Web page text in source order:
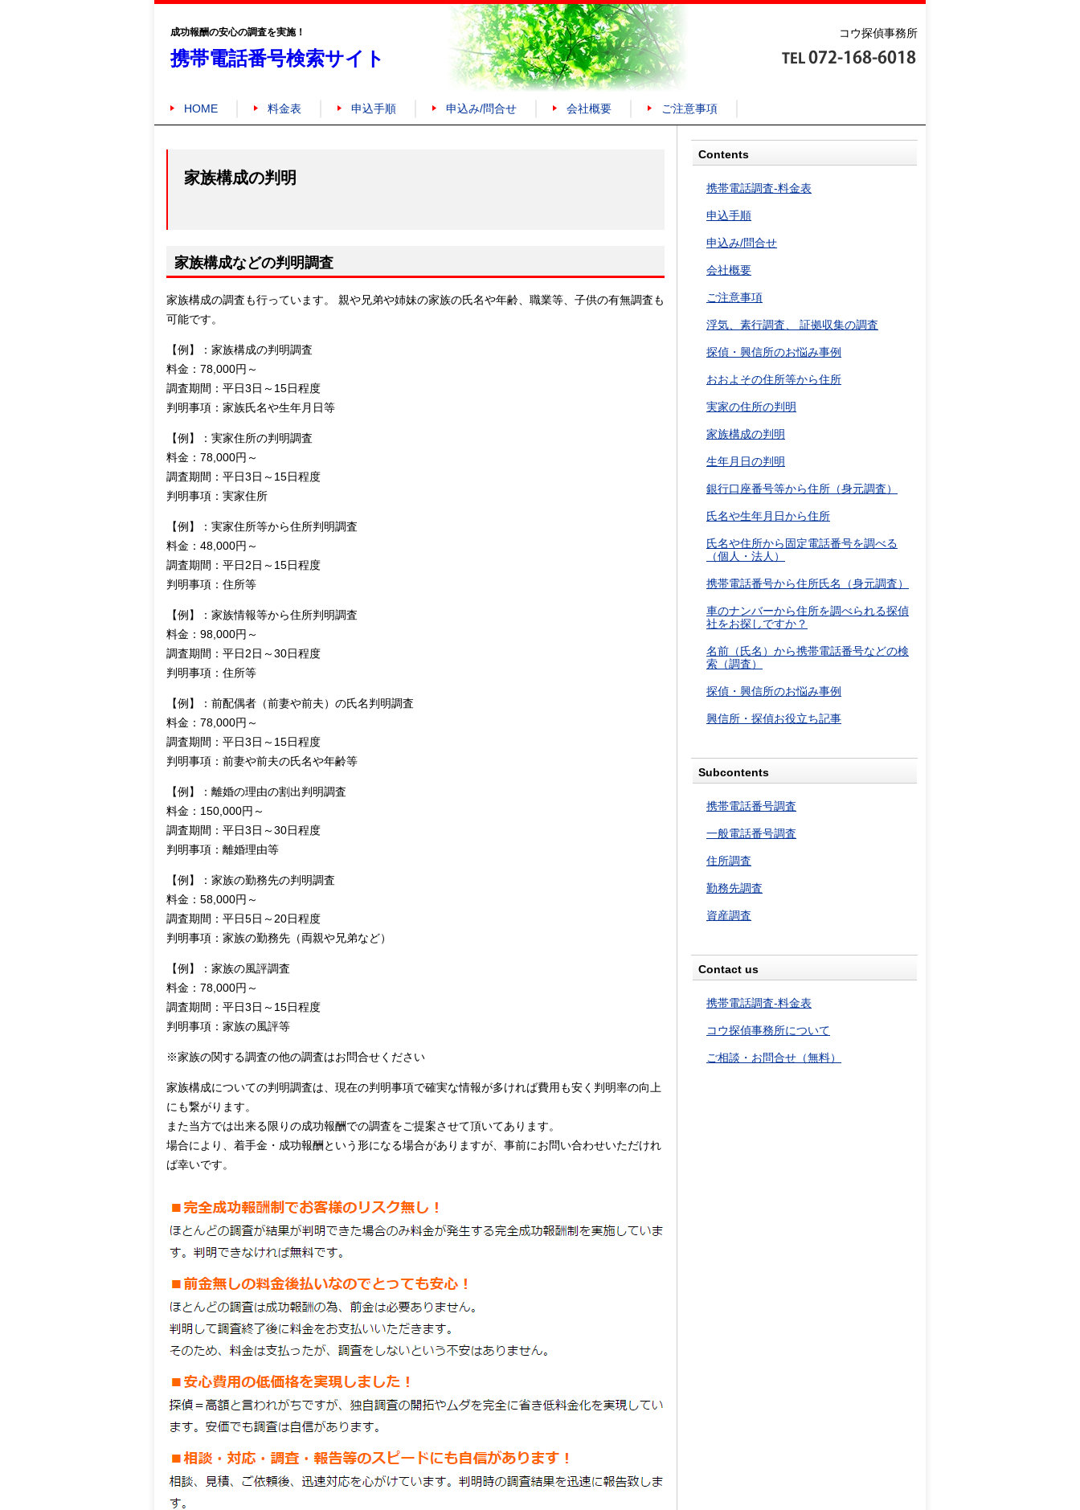
成功報酬の安心の調査を実施！
携帯電話番号検索サイト
コウ探偵事務所
HOME 料金表 申込手順 申込み/問合せ 会社概要 ご注意事項
家族構成の判明
家族構成などの判明調査
家族構成の調査も行っています。 親や兄弟や姉妹の家族の氏名や年齢、職業等、子供の有無調査も
可能です。
【例】：家族構成の判明調査
料金：78,000円～
調査期間：平日3日～15日程度
判明事項：家族氏名や生年月日等
【例】：実家住所の判明調査
料金：78,000円～
調査期間：平日3日～15日程度
判明事項：実家住所
【例】：実家住所等から住所判明調査
料金：48,000円～
調査期間：平日2日～15日程度
判明事項：住所等
【例】：家族情報等から住所判明調査
料金：98,000円～
調査期間：平日2日～30日程度
判明事項：住所等
【例】：前配偶者（前妻や前夫）の氏名判明調査
料金：78,000円～
調査期間：平日3日～15日程度
判明事項：前妻や前夫の氏名や年齢等
【例】：離婚の理由の割出判明調査
料金：150,000円～
調査期間：平日3日～30日程度
判明事項：離婚理由等
【例】：家族の勤務先の判明調査
料金：58,000円～
調査期間：平日5日～20日程度
判明事項：家族の勤務先（両親や兄弟など）
【例】：家族の風評調査
料金：78,000円～
調査期間：平日3日～15日程度
判明事項：家族の風評等
※家族の関する調査の他の調査はお問合せください
家族構成についての判明調査は、現在の判明事項で確実な情報が多ければ費用も安く判明率の向上
にも繋がります。
また当方では出来る限りの成功報酬での調査をご提案させて頂いてあります。
場合により、着手金・成功報酬という形になる場合がありますが、事前にお問い合わせいただけれ
ば幸いです。
Contents
携帯電話調査-料金表
申込手順
申込み/問合せ
会社概要
ご注意事項
浮気、素行調査、 証拠収集の調査
探偵・興信所のお悩み事例
おおよその住所等から住所
実家の住所の判明
家族構成の判明
生年月日の判明
銀行口座番号等から住所（身元調査）
氏名や生年月日から住所
氏名や住所から固定電話番号を調べる
（個人・法人）
携帯電話番号から住所氏名（身元調査）
車のナンバーから住所を調べられる探偵
社をお探しですか？
名前（氏名）から携帯電話番号などの検
索（調査）
探偵・興信所のお悩み事例
興信所・探偵お役立ち記事
Subcontents
携帯電話番号調査
一般電話番号調査
住所調査
勤務先調査
資産調査
Contact us
携帯電話調査-料金表
コウ探偵事務所について
ご相談・お問合せ（無料）